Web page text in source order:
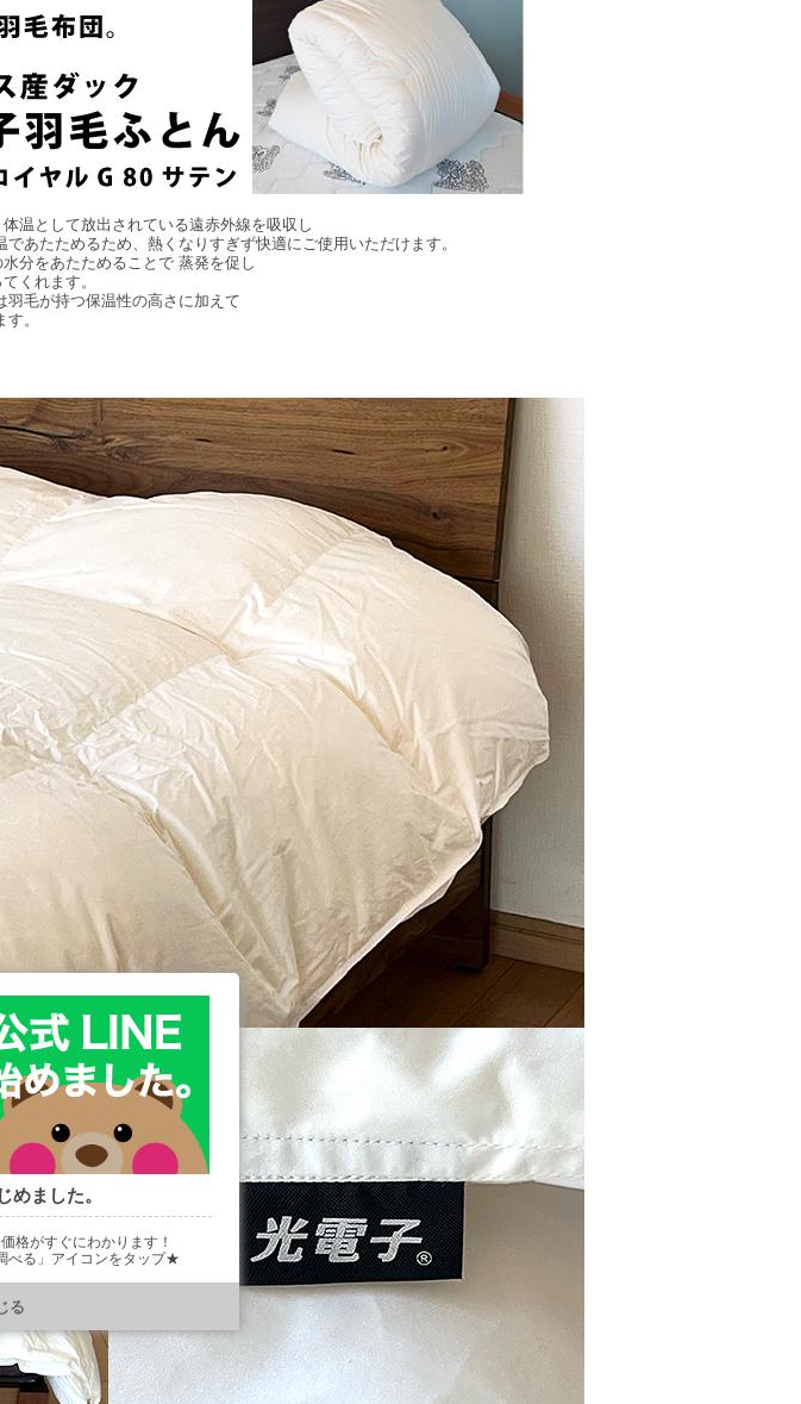
温として放出されている遠赤外線を吸収し
あたためるため、熱くなりすぎず快適にご使用いただけます。
分をあたためることで 蒸発を促し
くれます。
毛が持つ保温性の高さに加えて
。
めました。
格がすぐにわかります！
べる」アイコンをタップ★
ti/p/@901ptzjz
る